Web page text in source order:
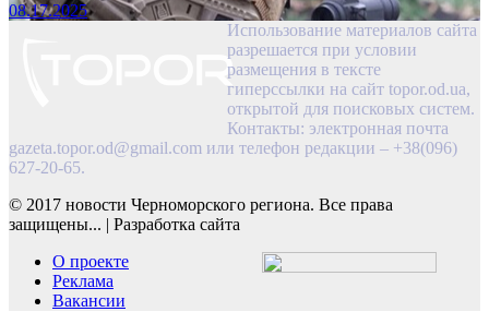
08.17.2025
Использование материалов сайта
разрешается при условии
размещения в тексте
гиперссылки на сайт topor.od.ua,
открытой для поисковых систем.
Контакты: электронная почта
gazeta.topor.od@gmail.com или телефон редакции – +38(096)
627-20-65.
© 2017 новости Черноморского региона. Все права
защищены... | Разработка сайта
О проекте
Реклама
Вакансии